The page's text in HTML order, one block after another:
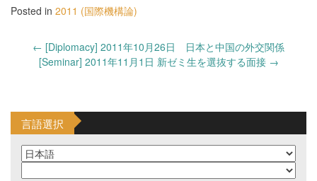
Posted in 2011 (国際機構論)
Post
navigation
← [Diplomacy] 2011年10月26日 日本と中国の外交関係
[Seminar] 2011年11月1日 新ゼミ生を選抜する面接 →
言語選択